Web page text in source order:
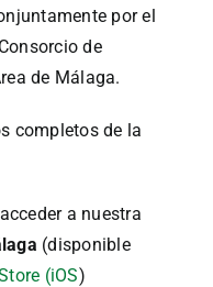
por el
de
de Málaga.
completos de la
a nuestra
(disponible
(iOS)